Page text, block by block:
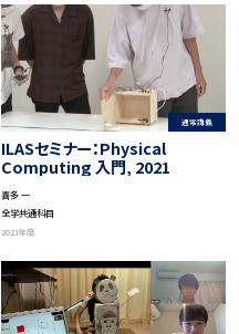
通常講義
ILASセミナー：Physical
Computing 入門, 2021
喜多 一
全学共通科目
2021年度